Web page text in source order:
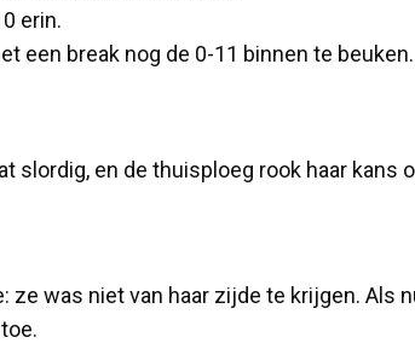
erin.
een break nog de 0-11 binnen te beuken.
en de thuisploeg rook haar kans
was niet van haar zijde te krijgen. Als